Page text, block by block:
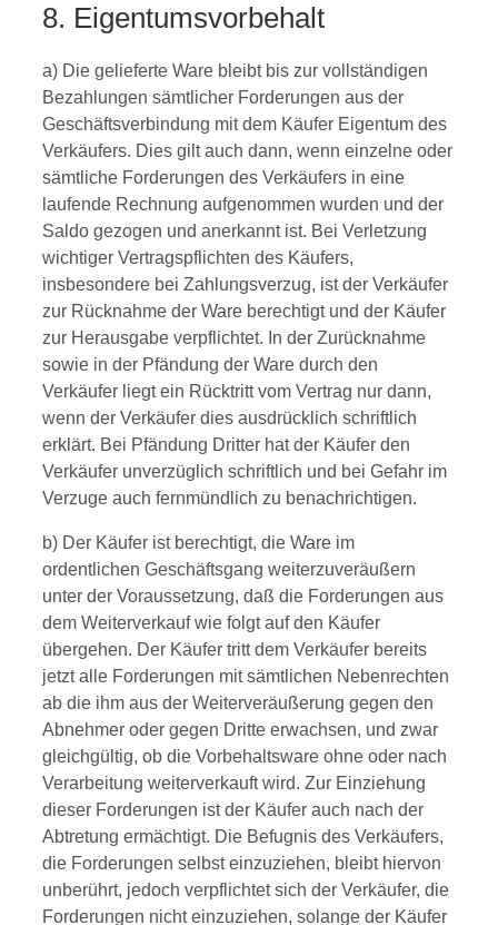
8. Eigentumsvorbehalt
a) Die gelieferte Ware bleibt bis zur vollständigen
Bezahlungen sämtlicher Forderungen aus der
Geschäftsverbindung mit dem Käufer Eigentum des
Verkäufers. Dies gilt auch dann, wenn einzelne oder
sämtliche Forderungen des Verkäufers in eine
laufende Rechnung aufgenommen wurden und der
Saldo gezogen und anerkannt ist. Bei Verletzung
wichtiger Vertragspflichten des Käufers,
insbesondere bei Zahlungsverzug, ist der Verkäufer
zur Rücknahme der Ware berechtigt und der Käufer
zur Herausgabe verpflichtet. In der Zurücknahme
sowie in der Pfändung der Ware durch den
Verkäufer liegt ein Rücktritt vom Vertrag nur dann,
wenn der Verkäufer dies ausdrücklich schriftlich
erklärt. Bei Pfändung Dritter hat der Käufer den
Verkäufer unverzüglich schriftlich und bei Gefahr im
Verzuge auch fernmündlich zu benachrichtigen.
b) Der Käufer ist berechtigt, die Ware im
ordentlichen Geschäftsgang weiterzuveräußern
unter der Voraussetzung, daß die Forderungen aus
dem Weiterverkauf wie folgt auf den Käufer
übergehen. Der Käufer tritt dem Verkäufer bereits
jetzt alle Forderungen mit sämtlichen Nebenrechten
ab die ihm aus der Weiterveräußerung gegen den
Abnehmer oder gegen Dritte erwachsen, und zwar
gleichgültig, ob die Vorbehaltsware ohne oder nach
Verarbeitung weiterverkauft wird. Zur Einziehung
dieser Forderungen ist der Käufer auch nach der
Abtretung ermächtigt. Die Befugnis des Verkäufers,
die Forderungen selbst einzuziehen, bleibt hiervon
unberührt, jedoch verpflichtet sich der Verkäufer, die
Forderungen nicht einzuziehen, solange der Käufer